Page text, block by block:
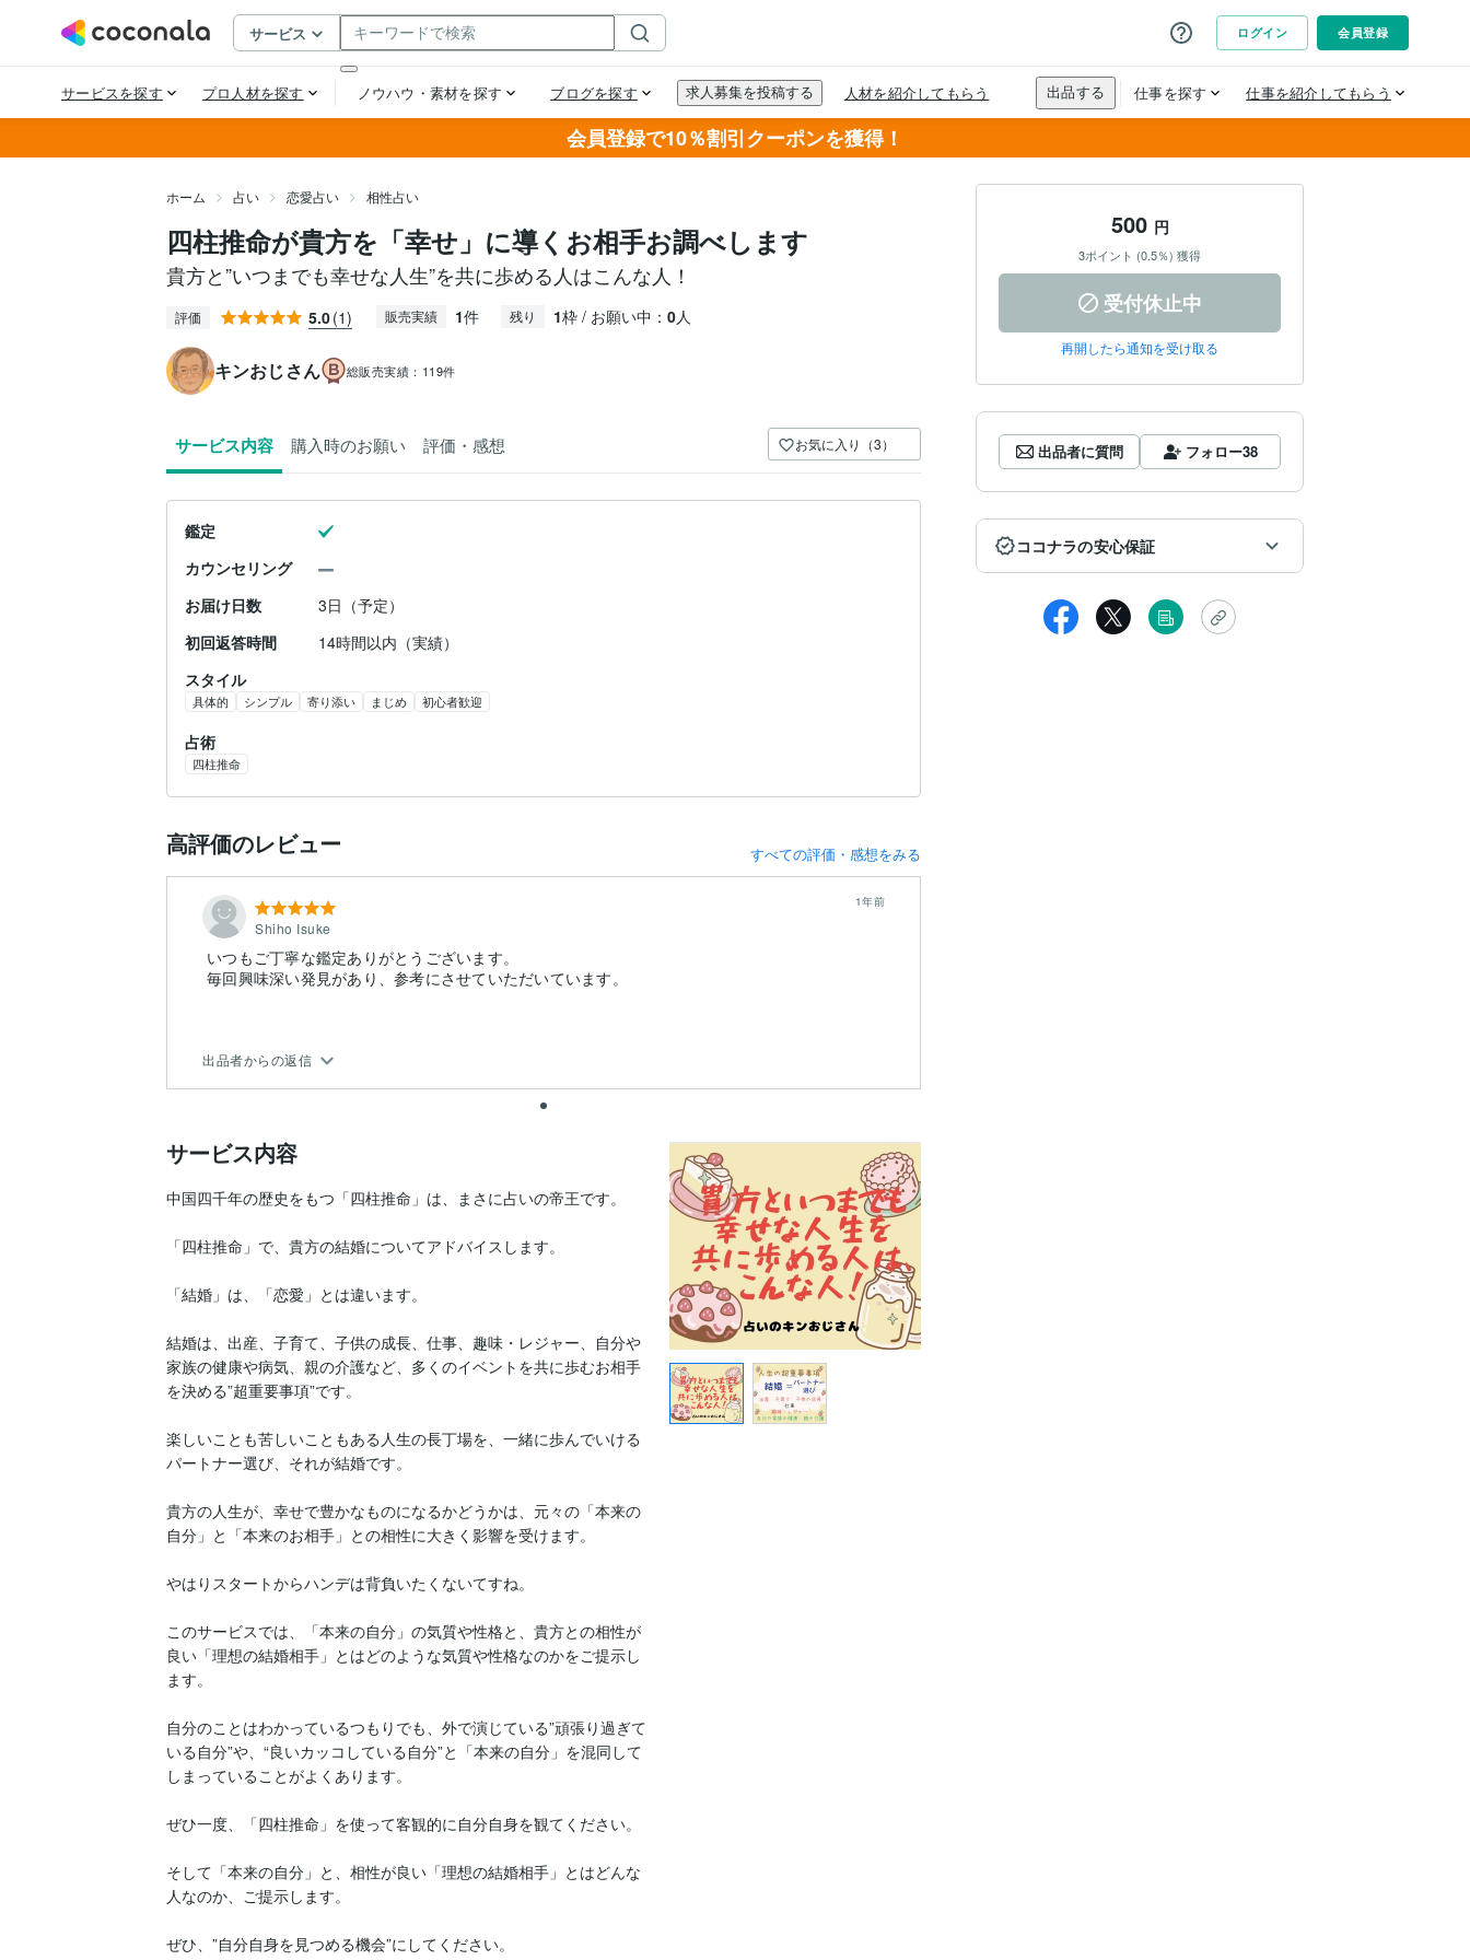
会員登録で10％割引クーポンを獲得！
ホーム 占い 恋愛占い 相性占い
四柱推命が貴方を「幸せ」に導くお相手お調べします
貴方と”いつまでも幸せな人生”を共に歩める人はこんな人！
評価 5.0(1) 販売実績 1件 残り 1枠 / お願い中： 0人
キンおじさん 総販売実績： 119件
サービス内容 購入時のお願い 評価・感想 お気に入り（3）
鑑定
カウンセリング
お届け日数
3日（予定）
初回返答時間
14時間以内（実績）
スタイル
具体的 シンプル 寄り添い まじめ 初心者歓迎
占術
四柱推命
高評価のレビュー すべての評価・感想をみる
Shiho Isuke
1年前
いつもご丁寧な鑑定ありがとうございます。
毎回興味深い発見があり、参考にさせていただいています。
出品者からの返信
サービス内容
中国四千年の歴史をもつ「四柱推命」は、まさに占いの帝王です。
「四柱推命」で、貴方の結婚についてアドバイスします。
「結婚」は、「恋愛」とは違います。
結婚は、出産、子育て、子供の成長、仕事、趣味・レジャー、自分や
家族の健康や病気、親の介護など、多くのイベントを共に歩むお相手
を決める”超重要事項”です。
楽しいことも苦しいこともある人生の長丁場を、一緒に歩んでいける
パートナー選び、それが結婚です。
貴方の人生が、幸せで豊かなものになるかどうかは、元々の「本来の
自分」と「本来のお相手」との相性に大きく影響を受けます。
やはりスタートからハンデは背負いたくないてすね。
このサービスでは、「本来の自分」の気質や性格と、貴方との相性が
良い「理想の結婚相手」とはどのような気質や性格なのかをご提示し
ます。
自分のことはわかっているつもりでも、外で演じている”頑張り過ぎて
いる自分”や、“良いカッコしている自分”と「本来の自分」を混同して
しまっていることがよくあります。
ぜひ一度、「四柱推命」を使って客観的に自分自身を観てください。
そして「本来の自分」と、相性が良い「理想の結婚相手」とはどんな
人なのか、ご提示します。
ぜひ、”自分自身を見つめる機会”にしてください。
500 円
3ポイント (0.5％) 獲得
受付休止中
再開したら通知を受け取る
出品者に質問 フォロー38
ココナラの安心保証